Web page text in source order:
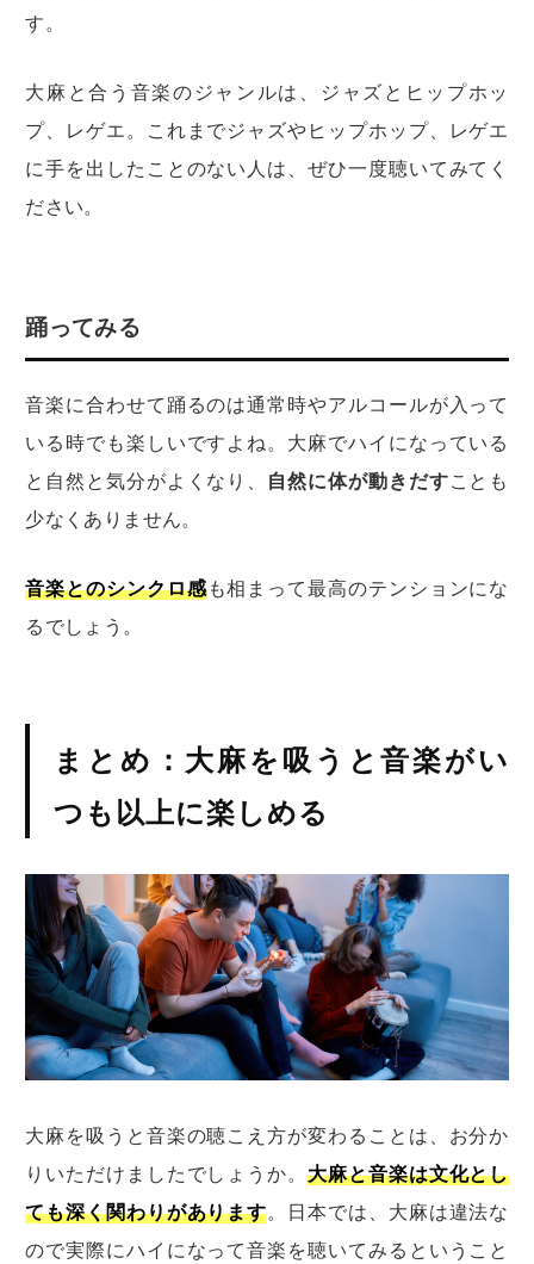
す。
大麻と合う音楽のジャンルは、ジャズとヒップホッ
プ、レゲエ。これまでジャズやヒップホップ、レゲエ
に手を出したことのない人は、ぜひ一度聴いてみてく
ださい。
踊ってみる
音楽に合わせて踊るのは通常時やアルコールが入って
いる時でも楽しいですよね。大麻でハイになっている
と自然と気分がよくなり、 自然に体が動きだすことも
少なくありません。
音楽とのシンクロ感も相まって最高のテンションにな
るでしょう。
まとめ：大麻を吸うと音楽がい
つも以上に楽しめる
大麻を吸うと音楽の聴こえ方が変わることは、お分か
りいただけましたでしょうか。大麻と音楽は文化とし
ても深く関わりがあります。日本では、大麻は違法な
ので実際にハイになって音楽を聴いてみるということ